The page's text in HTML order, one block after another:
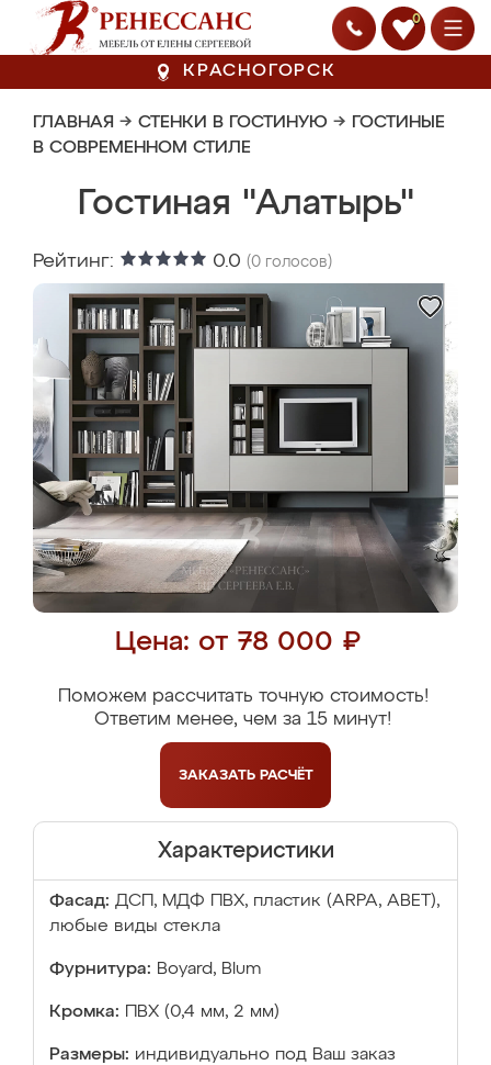
0
КРАСНОГОРСК
ГЛАВНАЯ → СТЕНКИ В ГОСТИНУЮ → ГОСТИНЫЕ
В СОВРЕМЕННОМ СТИЛЕ
Гостиная "Алатырь"
Рейтинг: 0.0 (0 голосов)
Цена: от 78 000 ₽
Поможем рассчитать точную стоимость!
Ответим менее, чем за 15 минут!
ЗАКАЗАТЬ РАСЧЁТ
Характеристики
Фасад: ДСП, МДФ ПВХ, пластик (ARPA, ABET),
любые виды стекла
Фурнитура: Boyard, Blum
Кромка: ПВХ (0,4 мм, 2 мм)
Размеры: индивидуально под Ваш заказ